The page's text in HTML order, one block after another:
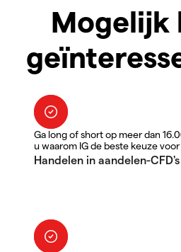
Mogelijk
Ga long of short op meer dan
u waarom IG de beste keuze voor